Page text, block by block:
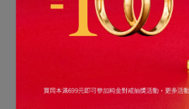
時尚與薄度的堅持
岡本80多年的衛生套
創新求變，每片岡本
用岡本獨特的〝